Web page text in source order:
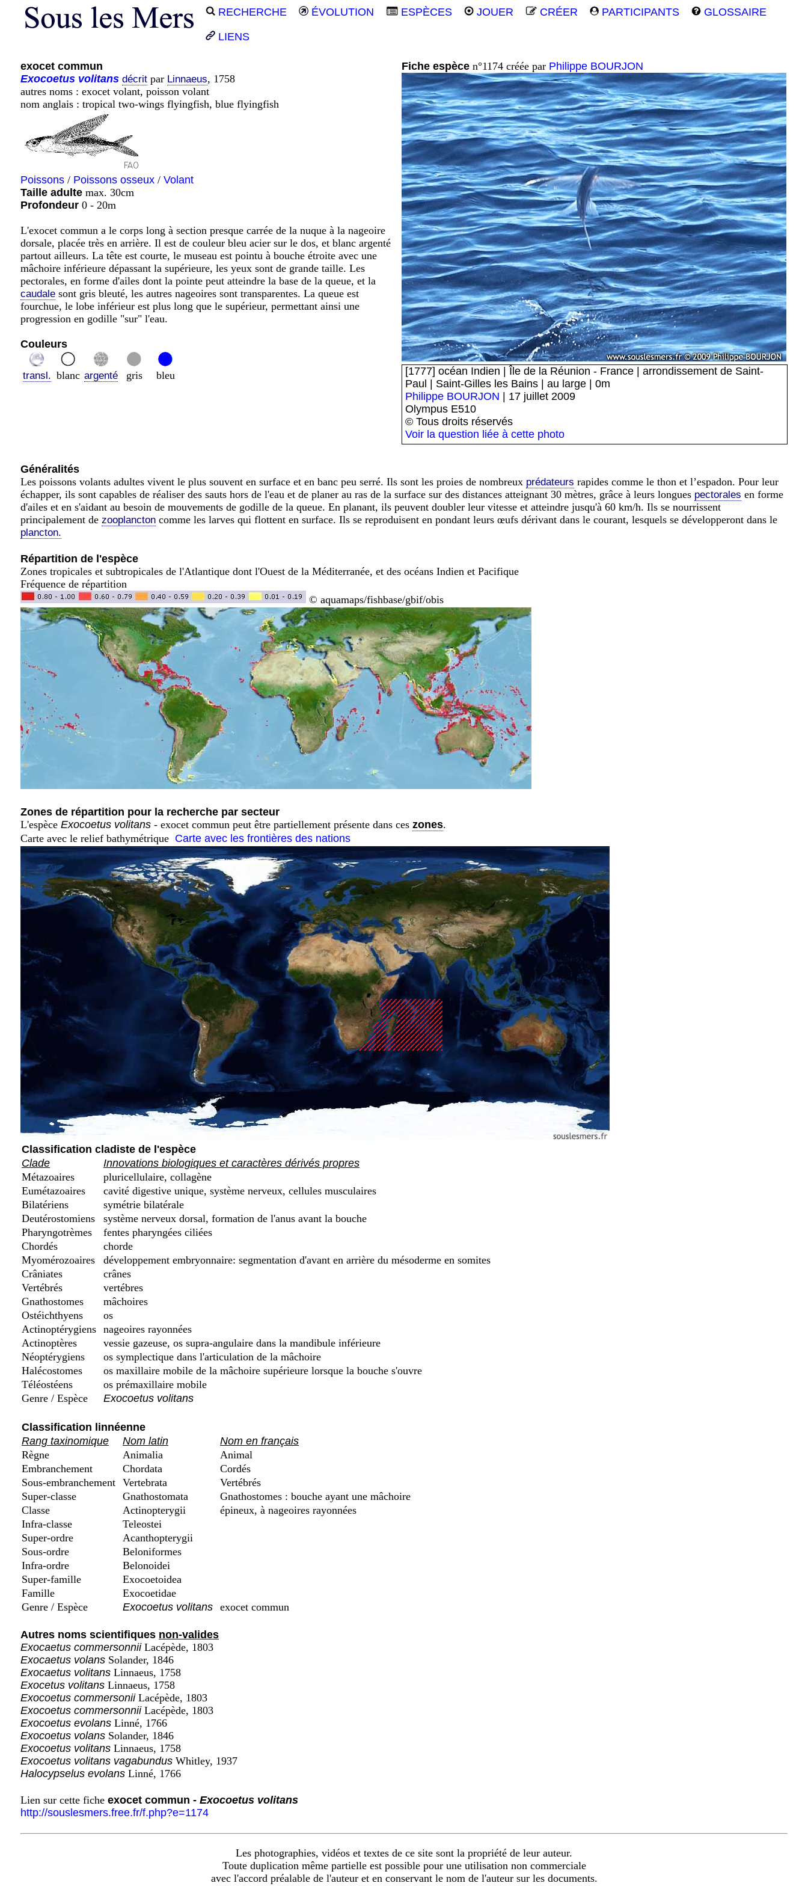
RECHERCHE ÉVOLUTION ESPÈCES JOUER CRÉER PARTICIPANTS GLOSSAIRE
LIENS
exocet commun
Exocoetus volitans décrit par Linnaeus, 1758
autres noms : exocet volant, poisson volant
nom anglais : tropical two-wings flyingfish, blue flyingfish
Poissons / Poissons osseux / Volant
Taille adulte max. 30cm
Profondeur 0 - 20m
L'exocet commun a le corps long à section presque carrée de la nuque à la nageoire
dorsale, placée très en arrière. Il est de couleur bleu acier sur le dos, et blanc argenté
partout ailleurs. La tête est courte, le museau est pointu à bouche étroite avec une
mâchoire inférieure dépassant la supérieure, les yeux sont de grande taille. Les
pectorales, en forme d'ailes dont la pointe peut atteindre la base de la queue, et la
caudale sont gris bleuté, les autres nageoires sont transparentes. La queue est
fourchue, le lobe inférieur est plus long que le supérieur, permettant ainsi une
progression en godille "sur" l'eau.
Couleurs
transl. blanc argenté gris bleu
Fiche espèce n°1174 créée par Philippe BOURJON
[1777] océan Indien | Île de la Réunion - France | arrondissement de Saint-
Paul | Saint-Gilles les Bains | au large | 0m
Philippe BOURJON | 17 juillet 2009
Olympus E510
© Tous droits réservés
Voir la question liée à cette photo
Généralités
Les poissons volants adultes vivent le plus souvent en surface et en banc peu serré. Ils sont les proies de nombreux prédateurs rapides comme le thon et l’espadon. Pour leur
échapper, ils sont capables de réaliser des sauts hors de l'eau et de planer au ras de la surface sur des distances atteignant 30 mètres, grâce à leurs longues pectorales en forme
d'ailes et en s'aidant au besoin de mouvements de godille de la queue. En planant, ils peuvent doubler leur vitesse et atteindre jusqu'à 60 km/h. Ils se nourrissent
principalement de zooplancton comme les larves qui flottent en surface. Ils se reproduisent en pondant leurs œufs dérivant dans le courant, lesquels se développeront dans le
plancton.
Répartition de l'espèce
Zones tropicales et subtropicales de l'Atlantique dont l'Ouest de la Méditerranée, et des océans Indien et Pacifique
Fréquence de répartition
© aquamaps/fishbase/gbif/obis
Zones de répartition pour la recherche par secteur
L'espèce Exocoetus volitans - exocet commun peut être partiellement présente dans ces zones.
Carte avec le relief bathymétrique Carte avec les frontières des nations
Classification cladiste de l'espèce
Clade
Innovations biologiques et caractères dérivés propres
Métazoaires
pluricellulaire, collagène
Eumétazoaires
cavité digestive unique, système nerveux, cellules musculaires
Bilatériens
symétrie bilatérale
Deutérostomiens
système nerveux dorsal, formation de l'anus avant la bouche
Pharyngotrèmes
fentes pharyngées ciliées
Chordés
chorde
Myomérozoaires
développement embryonnaire: segmentation d'avant en arrière du mésoderme en somites
Crâniates
crânes
Vertébrés
vertébres
Gnathostomes
mâchoires
Ostéichthyens
os
Actinoptérygiens nageoires rayonnées
Actinoptères
vessie gazeuse, os supra-angulaire dans la mandibule inférieure
Néoptérygiens
os symplectique dans l'articulation de la mâchoire
Halécostomes
os maxillaire mobile de la mâchoire supérieure lorsque la bouche s'ouvre
Téléostéens
os prémaxillaire mobile
Genre / Espèce
Exocoetus volitans
Classification linnéenne
Rang taxinomique
Nom latin
Nom en français
Règne
Animalia
Animal
Embranchement
Chordata
Cordés
Sous-embranchement Vertebrata
Vertébrés
Super-classe
Gnathostomata
Gnathostomes : bouche ayant une mâchoire
Classe
Actinopterygii
épineux, à nageoires rayonnées
Infra-classe
Teleostei
Super-ordre
Acanthopterygii
Sous-ordre
Beloniformes
Infra-ordre
Belonoidei
Super-famille
Exocoetoidea
Famille
Exocoetidae
Genre / Espèce
Exocoetus volitans exocet commun
Autres noms scientifiques non-valides
Exocaetus commersonniiLacépède, 1803
Exocaetus volans Solander, 1846
Exocaetus volitans Linnaeus, 1758
Exocetus volitans Linnaeus, 1758
Exocoetus commersoniiLacépède, 1803
Exocoetus commersonniiLacépède, 1803
Exocoetus evolans Linné, 1766
Exocoetus volans Solander, 1846
Exocoetus volitans Linnaeus, 1758
Exocoetus volitans vagabundus Whitley, 1937
Halocypselus evolans Linné, 1766
Lien sur cette fiche exocet commun - Exocoetus volitans
http://souslesmers.free.fr/f.php?e=1174
Les photographies, vidéos et textes de ce site sont la propriété de leur auteur.
Toute duplication même partielle est possible pour une utilisation non commerciale
avec l'accord préalable de l'auteur et en conservant le nom de l'auteur sur les documents.